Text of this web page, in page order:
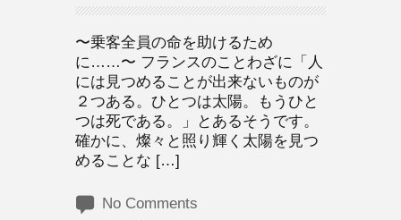
〜乗客全員の命を助けるため
に……〜 フランスのことわざに「人
には見つめることが出来ないものが
２つある。ひとつは太陽。もうひと
つは死である。」とあるそうです。
確かに、燦々と照り輝く太陽を見つ
めることな […]
No Comments